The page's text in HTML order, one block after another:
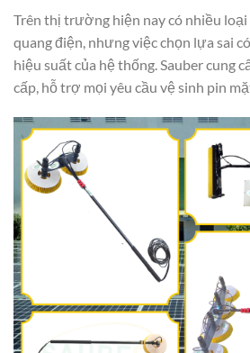
Trên thị trường hiện nay có nhiều
quang điện, nhưng việc chọn lựa sai
hiệu suất của hệ thống. Sauber cung
cấp, hỗ trợ mọi yêu cầu vệ sinh pin